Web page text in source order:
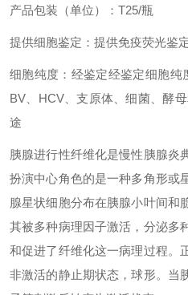
产品包装（单位）：T25/瓶
提供细胞鉴定：提供免疫荧光鉴
细胞纯度：经鉴定经鉴定细胞纯
BV、HCV、支原体、细菌、酵
途
胰腺进行性纤维化是慢性胰腺炎
扮演中心角色的是一种多角形或
腺星状细胞分布在胰腺小叶间和
其被多种病理因子激活，分泌多
和促进了纤维化这一病理过程。
非激活的静止期状态，球形。当